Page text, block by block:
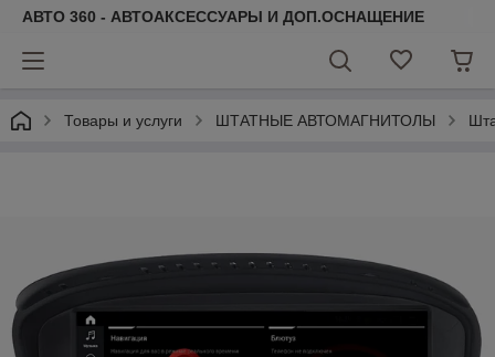
АВТО 360 - АВТОАКСЕССУАРЫ И ДОП.ОСНАЩЕНИЕ
Товары и услуги ШТАТНЫЕ АВТОМАГНИТОЛЫ